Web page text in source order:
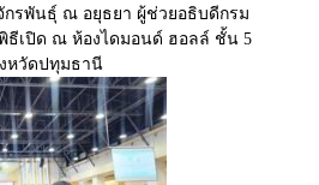
รพันธุ์ ณ อยุธยา ผู้ช่วยอธิบดีกรม
ธีเปิด ณ ห้องไดมอนด์ ฮอลล์ ชั้น 5
งหวัดปทุมธานี